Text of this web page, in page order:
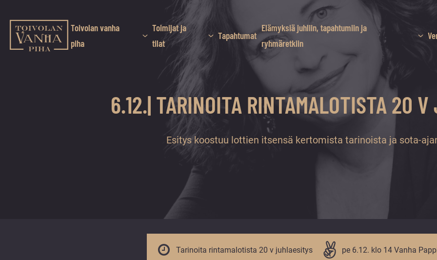
sisältöön
Toivolan vanha piha
Toivolan vanha
piha
Toimijat ja
tilat
Tapahtumat
Elämyksiä juhliin, tapahtumiin ja
ryhmäretkiin
6.12.| TARINOITA RINTAMALOTISTA 20
Esitys koostuu lottien itsensä kertomista tarinoista ja sota-
Tarinoita rintamalotista 20 v juhlaesitys pe 6.12. klo 14 Vanha